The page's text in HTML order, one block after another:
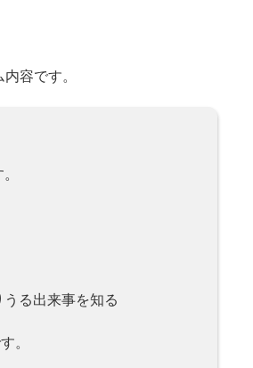
容です。
る出来事を知る
。